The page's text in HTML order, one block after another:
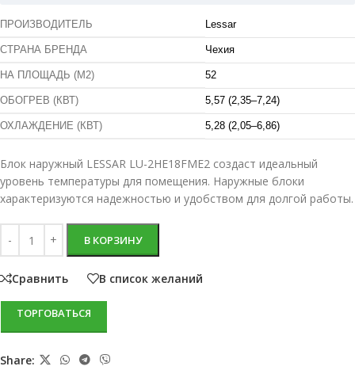
ПРОИЗВОДИТЕЛЬ Lessar
СТРАНА БРЕНДА Чехия
НА ПЛОЩАДЬ (М2) 52
ОБОГРЕВ (КВТ) 5,57 (2,35–7,24)
ОХЛАЖДЕНИЕ (КВТ) 5,28 (2,05–6,86)
Блок наружный LESSAR LU-2HE18FME2 создаст идеальный
уровень температуры для помещения. Наружные блоки
характеризуются надежностью и удобством для долгой работы.
В КОРЗИНУ
Сравнить В список желаний
ТОРГОВАТЬСЯ
Share: